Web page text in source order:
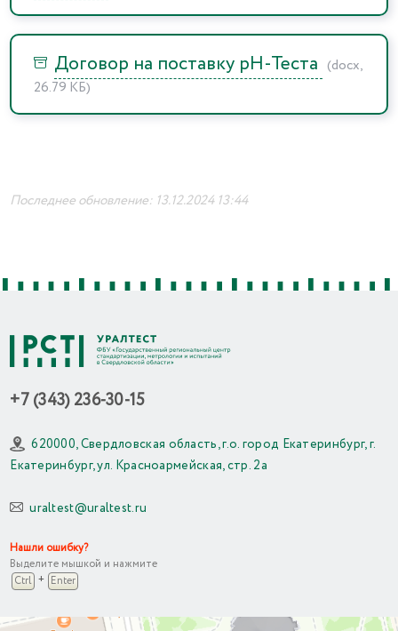
Договор на поставку рН-Теста (docx,
26.79 КБ)
Последнее обновление: 13.12.2024 13:44
+7 (343) 236-30-15
620000, Свердловская область, г.о. город Екатеринбург, г.
Екатеринбург, ул. Красноармейская, стр. 2а
uraltest@uraltest.ru
Нашли ошибку?
Выделите мышкой и нажмите
Ctrl + Enter